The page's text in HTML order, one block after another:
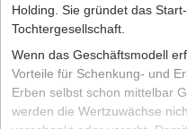
umfasst vielfältige
unter Einsatz
für die Markenbekanntheit
Nach Preisgestaltung und
Die ersten Schritte als
Sind all diese
Laufbahn als selbstständiger
Weg. Neulinge treibt vor
neueImmobilienfür mein
Holding. Sie gründet das
Tochtergesellschaft.
Wenn das Geschäftsmodell
Vorteile für Schenkung- und
Erben selbst schon mittelbar
werden die Wertzuwächse